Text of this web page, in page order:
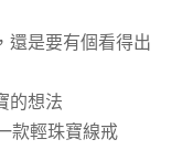
還是要有個看得出
的想法
款輕珠寶線戒